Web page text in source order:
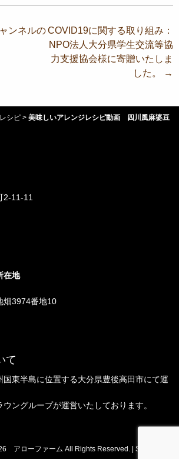
ンネルのCOVID19に関する取り組み：
NPO法人大分県学生交流等協
力支援協会様に寄贈いたしま
した。
→
シピ > 美味しいアレンジレシピ動画 四川風麻婆豆
2-11-11
在地
畑3974番地10
て
国東半島に位置する大分県豊後高田市にて運
ングループが運営いたしております。
アローファーム All Rights Reserved. | Sitemap